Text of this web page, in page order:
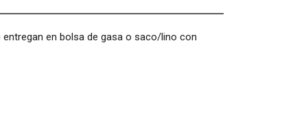
en bolsa de gasa o saco/lino con